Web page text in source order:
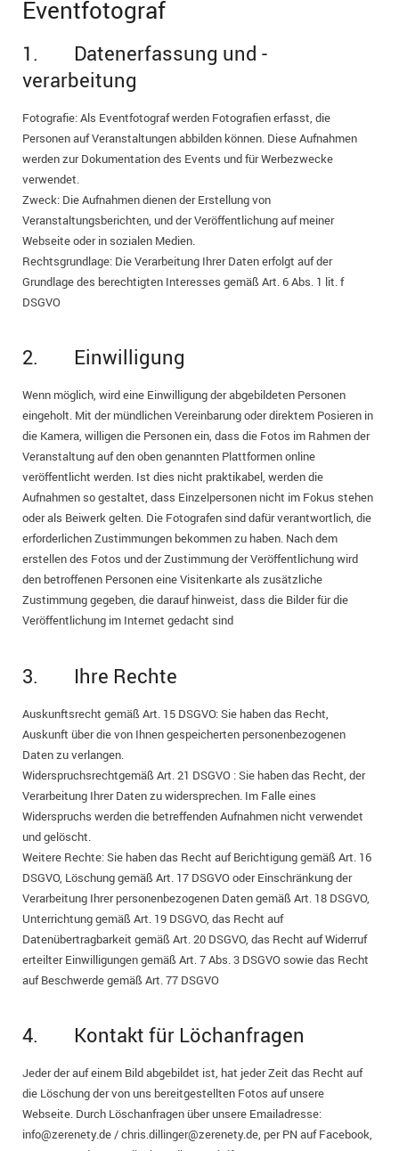
Eventfotograf
1. Datenerfassung und -
verarbeitung
Fotografie: Als Eventfotograf werden Fotografien erfasst, die
Personen auf Veranstaltungen abbilden können. Diese Aufnahmen
werden zur Dokumentation des Events und für Werbezwecke
verwendet.
Zweck: Die Aufnahmen dienen der Erstellung von
Veranstaltungsberichten, und der Veröffentlichung auf meiner
Webseite oder in sozialen Medien.
Rechtsgrundlage: Die Verarbeitung Ihrer Daten erfolgt auf der
Grundlage des berechtigten Interesses gemäß Art. 6 Abs. 1 lit. f
DSGVO
2. Einwilligung
Wenn möglich, wird eine Einwilligung der abgebildeten Personen
eingeholt. Mit der mündlichen Vereinbarung oder direktem Posieren in
die Kamera, willigen die Personen ein, dass die Fotos im Rahmen der
Veranstaltung auf den oben genannten Plattformen online
veröffentlicht werden. Ist dies nicht praktikabel, werden die
Aufnahmen so gestaltet, dass Einzelpersonen nicht im Fokus stehen
oder als Beiwerk gelten. Die Fotografen sind dafür verantwortlich, die
erforderlichen Zustimmungen bekommen zu haben. Nach dem
erstellen des Fotos und der Zustimmung der Veröffentlichung wird
den betroffenen Personen eine Visitenkarte als zusätzliche
Zustimmung gegeben, die darauf hinweist, dass die Bilder für die
Veröffentlichung im Internet gedacht sind
3. Ihre Rechte
Auskunftsrecht gemäß Art. 15 DSGVO: Sie haben das Recht,
Auskunft über die von Ihnen gespeicherten personenbezogenen
Daten zu verlangen.
Widerspruchsrechtgemäß Art. 21 DSGVO : Sie haben das Recht, der
Verarbeitung Ihrer Daten zu widersprechen. Im Falle eines
Widerspruchs werden die betreffenden Aufnahmen nicht verwendet
und gelöscht.
Weitere Rechte: Sie haben das Recht auf Berichtigung gemäß Art. 16
DSGVO, Löschung gemäß Art. 17 DSGVO oder Einschränkung der
Verarbeitung Ihrer personenbezogenen Daten gemäß Art. 18 DSGVO,
Unterrichtung gemäß Art. 19 DSGVO, das Recht auf
Datenübertragbarkeit gemäß Art. 20 DSGVO, das Recht auf Widerruf
erteilter Einwilligungen gemäß Art. 7 Abs. 3 DSGVO sowie das Recht
auf Beschwerde gemäß Art. 77 DSGVO
4. Kontakt für Löchanfragen
Jeder der auf einem Bild abgebildet ist, hat jeder Zeit das Recht auf
die Löschung der von uns bereitgestellten Fotos auf unsere
Webseite. Durch Löschanfragen über unsere Emailadresse:
info@zerenety.de / chris.dillinger@zerenety.de, per PN auf Facebook,